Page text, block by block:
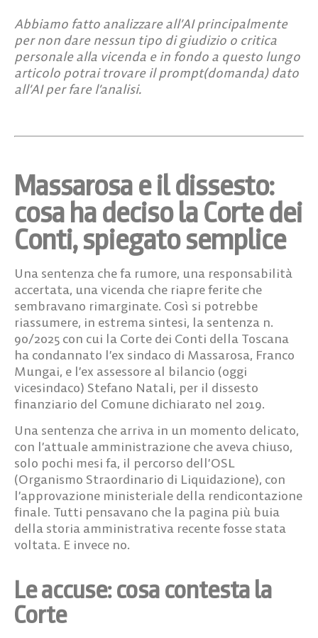
Abbiamo fatto analizzare all’AI principalmente
per non dare nessun tipo di giudizio o critica
personale alla vicenda e in fondo a questo lungo
articolo potrai trovare il prompt(domanda) dato
all’AI per fare l’analisi.
Massarosa e il dissesto:
cosa ha deciso la Corte dei
Conti, spiegato semplice
Una sentenza che fa rumore, una responsabilità
accertata, una vicenda che riapre ferite che
sembravano rimarginate. Così si potrebbe
riassumere, in estrema sintesi, la sentenza n.
90/2025 con cui la Corte dei Conti della Toscana
ha condannato l’ex sindaco di Massarosa, Franco
Mungai, e l’ex assessore al bilancio (oggi
vicesindaco) Stefano Natali, per il dissesto
finanziario del Comune dichiarato nel 2019.
Una sentenza che arriva in un momento delicato,
con l’attuale amministrazione che aveva chiuso,
solo pochi mesi fa, il percorso dell’OSL
(Organismo Straordinario di Liquidazione), con
l’approvazione ministeriale della rendicontazione
finale. Tutti pensavano che la pagina più buia
della storia amministrativa recente fosse stata
voltata. E invece no.
Le accuse: cosa contesta la
Corte